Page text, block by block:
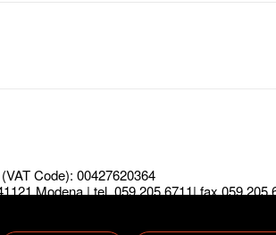
Code): 00427620364
Modena | tel. 059 205 6711| fax 059 205
e video Daniele Ferrero © testi i rispettivi